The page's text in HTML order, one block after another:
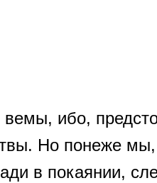
ибо,
Но понеже
в покаянии,